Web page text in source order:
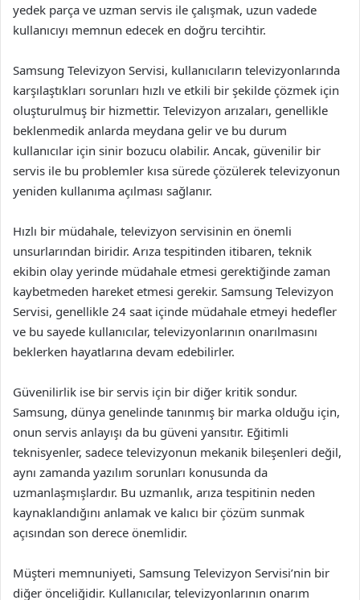
yedek parça ve uzman servis ile çalışmak, uzun vadede
kullanıcıyı memnun edecek en doğru tercihtir.
Samsung Televizyon Servisi, kullanıcıların televizyonlarında
karşılaştıkları sorunları hızlı ve etkili bir şekilde çözmek için
oluşturulmuş bir hizmettir. Televizyon arızaları, genellikle
beklenmedik anlarda meydana gelir ve bu durum
kullanıcılar için sinir bozucu olabilir. Ancak, güvenilir bir
servis ile bu problemler kısa sürede çözülerek televizyonun
yeniden kullanıma açılması sağlanır.
Hızlı bir müdahale, televizyon servisinin en önemli
unsurlarından biridir. Arıza tespitinden itibaren, teknik
ekibin olay yerinde müdahale etmesi gerektiğinde zaman
kaybetmeden hareket etmesi gerekir. Samsung Televizyon
Servisi, genellikle 24 saat içinde müdahale etmeyi hedefler
ve bu sayede kullanıcılar, televizyonlarının onarılmasını
beklerken hayatlarına devam edebilirler.
Güvenilirlik ise bir servis için bir diğer kritik sondur.
Samsung, dünya genelinde tanınmış bir marka olduğu için,
onun servis anlayışı da bu güveni yansıtır. Eğitimli
teknisyenler, sadece televizyonun mekanik bileşenleri değil,
aynı zamanda yazılım sorunları konusunda da
uzmanlaşmışlardır. Bu uzmanlık, arıza tespitinin neden
kaynaklandığını anlamak ve kalıcı bir çözüm sunmak
açısından son derece önemlidir.
Müşteri memnuniyeti, Samsung Televizyon Servisi’nin bir
diğer önceliğidir. Kullanıcılar, televizyonlarının onarım